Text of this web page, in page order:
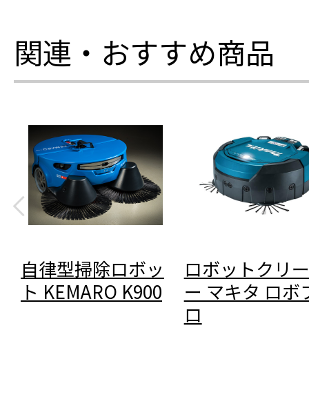
関連・おすすめ商品
自律型掃除ロボッ
ト KEMARO K900
ロボットクリ
ー マキタ ロボ
ロ